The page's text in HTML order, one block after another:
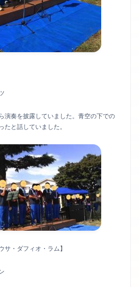
演奏を披露していました。青空の下での
と話していました。
サ・ダフィオ・ラム】